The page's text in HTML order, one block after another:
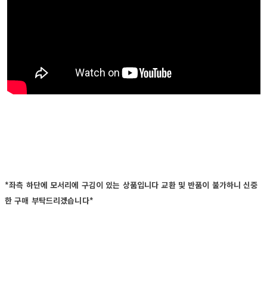
*좌측 하단에 모서리에 구김이 있는 상품입니다 교환 및 반품이 불가하니 신중
한 구매 부탁드리겠습니다*